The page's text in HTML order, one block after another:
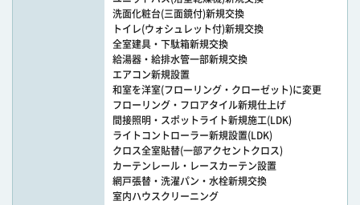
洗面化粧台(三面鏡付)新規交換
トイレ(ウォシュレット付)新規交換
全室建具・下駄箱新規交換
給湯器・給排水管一部新規交換
エアコン新規設置
和室を洋室(フローリング・クローゼット)に変更
フローリング・フロアタイル新規仕上げ
間接照明・スポットライト新規施工(LDK)
ライトコントローラー新規設置(LDK)
クロス全室貼替(一部アクセントクロス)
カーテンレール・レースカーテン設置
網戸張替・洗濯パン・水栓新規交換
室内ハウスクリーニング